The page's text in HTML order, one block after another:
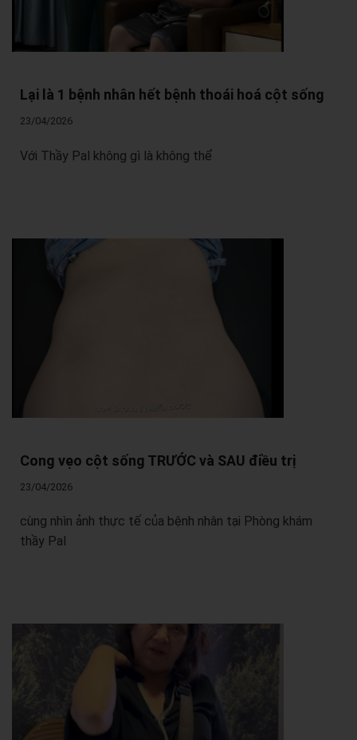
Lại là 1 bệnh nhân hết bệnh thoái hoá cột sống
23/04/2026
Với Thầy Pal không gì là không thể
Cong vẹo cột sống TRƯỚC và SAU điều trị
23/04/2026
cùng nhìn ảnh thực tế của bệnh nhân tại Phòng khám
thầy Pal